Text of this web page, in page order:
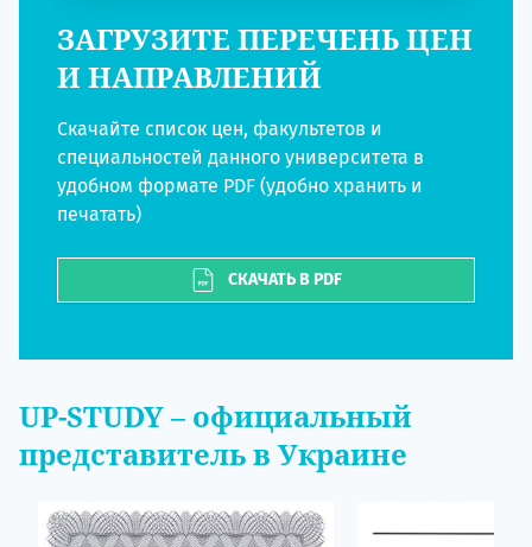
ЗАГРУЗИТЕ ПЕРЕЧЕНЬ ЦЕН
И НАПРАВЛЕНИЙ
Скачайте список цен, факультетов и
специальностей данного университета в
удобном формате PDF (удобно хранить и
печатать)
СКАЧАТЬ В PDF
UP-STUDY– официальный
представитель в Украине